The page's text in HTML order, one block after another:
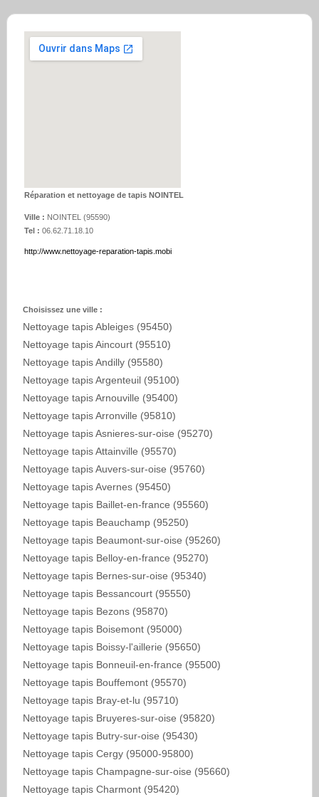
Réparation et nettoyage de tapis NOINTEL
Ville : NOINTEL(95590)
Tel : 06.62.71.18.10
http://www.nettoyage-reparation-tapis.mobi
Choisissez une ville :
Nettoyage tapis Ableiges (95450)
Nettoyage tapis Aincourt (95510)
Nettoyage tapis Andilly (95580)
Nettoyage tapis Argenteuil (95100)
Nettoyage tapis Arnouville (95400)
Nettoyage tapis Arronville (95810)
Nettoyage tapis Asnieres-sur-oise (95270)
Nettoyage tapis Attainville (95570)
Nettoyage tapis Auvers-sur-oise (95760)
Nettoyage tapis Avernes (95450)
Nettoyage tapis Baillet-en-france (95560)
Nettoyage tapis Beauchamp (95250)
Nettoyage tapis Beaumont-sur-oise (95260)
Nettoyage tapis Belloy-en-france (95270)
Nettoyage tapis Bernes-sur-oise (95340)
Nettoyage tapis Bessancourt (95550)
Nettoyage tapis Bezons (95870)
Nettoyage tapis Boisemont (95000)
Nettoyage tapis Boissy-l'aillerie (95650)
Nettoyage tapis Bonneuil-en-france (95500)
Nettoyage tapis Bouffemont (95570)
Nettoyage tapis Bray-et-lu (95710)
Nettoyage tapis Bruyeres-sur-oise (95820)
Nettoyage tapis Butry-sur-oise (95430)
Nettoyage tapis Cergy (95000-95800)
Nettoyage tapis Champagne-sur-oise (95660)
Nettoyage tapis Charmont (95420)